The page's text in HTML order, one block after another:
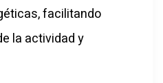
facilitando
la actividad y